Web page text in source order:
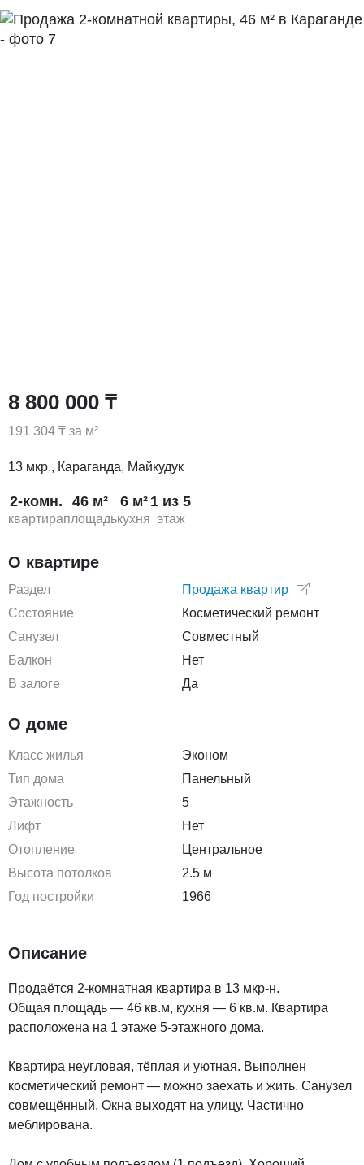
8 800 000 ₸
191 304 ₸ за м²
13 мкр., Караганда, Майкудук
2-комн.
квартира
46 м²
площадь
6 м²
кухня
1 из 5
этаж
О квартире
Раздел
Продажа квартир
Состояние
Косметический ремонт
Санузел
Совместный
Балкон
Нет
В залоге
Да
О доме
Класс жилья
Эконом
Тип дома
Панельный
Этажность
5
Лифт
Нет
Отопление
Центральное
Высота потолков
2.5 м
Год постройки
1966
Описание
Продаётся 2-комнатная квартира в 13 мкр-н.
Общая площадь — 46 кв.м, кухня — 6 кв.м. Квартира
расположена на 1 этаже 5-этажного дома.
Квартира неугловая, тёплая и уютная. Выполнен
косметический ремонт — можно заехать и жить. Санузел
совмещённый. Окна выходят на улицу. Частично
меблирована.